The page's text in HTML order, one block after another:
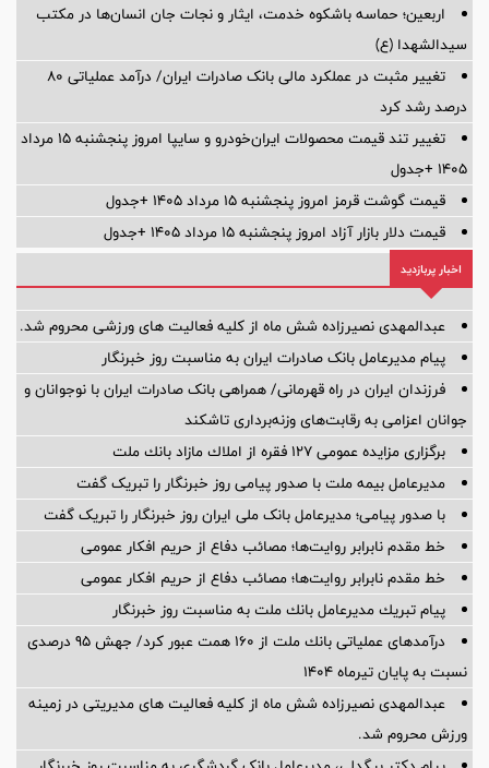
اربعین؛ حماسه باشکوه خدمت، ایثار و نجات جان انسان‌ها در مکتب
سیدالشهدا (ع)
تغییر مثبت در عملکرد مالی بانک صادرات ایران/ درآمد عملیاتی 80
درصد رشد کرد
تغییر تند قیمت محصولات ایران‌خودرو و سایپا امروز پنجشنبه ۱۵ مرداد
۱۴۰۵ +جدول
قیمت گوشت قرمز امروز پنجشنبه ۱۵ مرداد ۱۴۰۵ +جدول
قیمت دلار بازار آزاد امروز پنجشنبه ۱۵ مرداد ۱۴۰۵ +جدول
اخبار پربازدید
عبدالمهدی نصیرزاده شش ماه از کلیه فعالیت های ورزشی محروم شد.
پیام مدیرعامل بانک صادرات ایران به مناسبت روز خبرنگار
فرزندان ایران در راه قهرمانی/ همراهی بانک صادرات ایران با نوجوانان و
جوانان اعزامی به رقابت‌های وزنه‌برداری تاشکند
برگزاری مزایده عمومی 127 فقره از املاك مازاد بانك ملت
مدیرعامل بیمه ملت با صدور پیامی روز خبرنگار را تبریک گفت
با صدور پیامی؛ مدیرعامل بانک ملی ایران روز خبرنگار را تبریک گفت
خط مقدم نابرابر روایت‌ها؛ مصائب دفاع از حریم افکار عمومی
خط مقدم نابرابر روایت‌ها؛ مصائب دفاع از حریم افکار عمومی
پیام تبریك مدیرعامل بانك ملت به مناسبت روز خبرنگار
درآمدهای عملیاتی بانك ملت از 160 همت عبور كرد/ جهش 95 درصدی
نسبت به پایان تیرماه 1404
عبدالمهدی نصیرزاده شش ماه از کلیه فعالیت های مدیریتی در زمینه
ورزش محروم شد.